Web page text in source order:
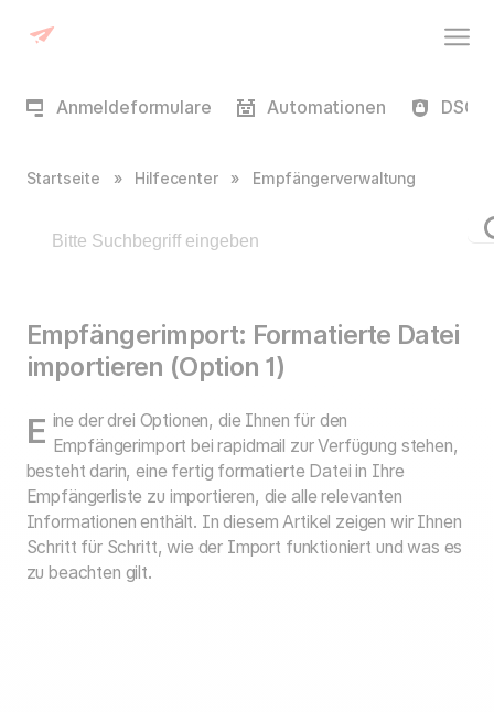
Anmeldeformulare Automationen
Startseite » Hilfecenter » Empfängerverwaltung
Empfängerimport: Formatierte Datei
importieren (Option 1)
Eine der drei Optionen, die Ihnen für den Empfängerimport bei rapidmail zur Verfügung stehen,
besteht darin, eine fertig formatierte Datei in Ihre
Empfängerliste zu importieren, die alle relevanten
Informationen enthält. In diesem Artikel zeigen wir Ihnen
Schritt für Schritt, wie der Import funktioniert und was es
zu beachten gilt.